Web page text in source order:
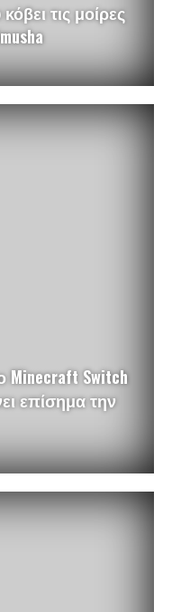
τις μοίρες
Minecraft Switch
επίσημα την